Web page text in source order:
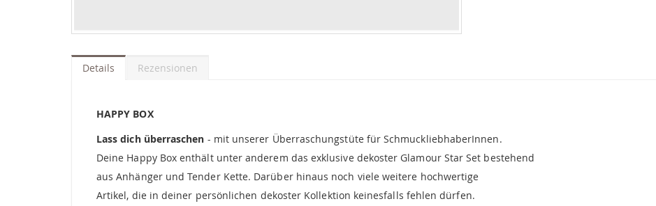
Anfang
derDetails
HAPPY BOX
Lass dich überraschen - mit unserer Überraschungstüte für SchmuckliebhaberInnen.
Deine Happy Box enthält unter anderem das exklusive dekoster Glamour Star Set bestehend
aus Anhänger und Tender Kette. Darüber hinaus noch viele weitere hochwertige
Artikel, die in deiner persönlichen dekoster Kollektion keinesfalls fehlen dürfen.
Rezensionen